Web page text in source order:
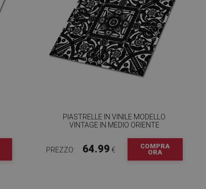
PIASTRELLE IN VINILE MODELLO
VINTAGE IN MEDIO ORIENTE
PREZZO: 64.99 €
COMPRA
ORA